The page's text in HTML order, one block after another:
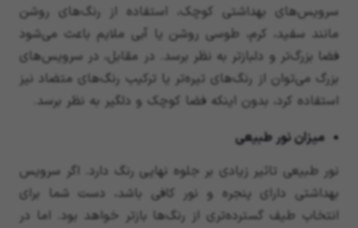
سرویس‌های بهداشتی کوچک، استفاده از رنگ‌های روشن
مانند سفید، کرم، طوسی روشن یا آبی ملایم باعث می‌شود
فضا بزرگ‌تر و دلبازتر به نظر برسد. در مقابل، در سرویس‌های
بزرگ می‌توان از رنگ‌های تیره‌تر یا ترکیب رنگ‌های متضاد نیز
استفاده کرد، بدون اینکه فضا کوچک و دلگیر به نظر برسد.
میزان نور طبیعی
نور طبیعی تاثیر زیادی بر جلوه نهایی رنگ دارد. اگر سرویس
بهداشتی دارای پنجره و نور کافی باشد، دست شما برای
انتخاب طیف گسترده‌تری از رنگ‌ها بازتر خواهد بود. اما در